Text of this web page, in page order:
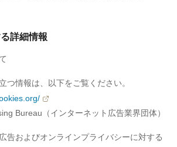
詳細情報
つ情報は、以下をご覧ください。
Bureau（インターネット広告業界団体）
告およびオンラインプライバシーに対する